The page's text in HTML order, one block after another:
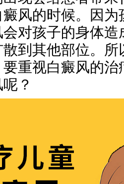
风的时候。因为
对孩子的身体
到其他部位。
要重视白癜风的
？